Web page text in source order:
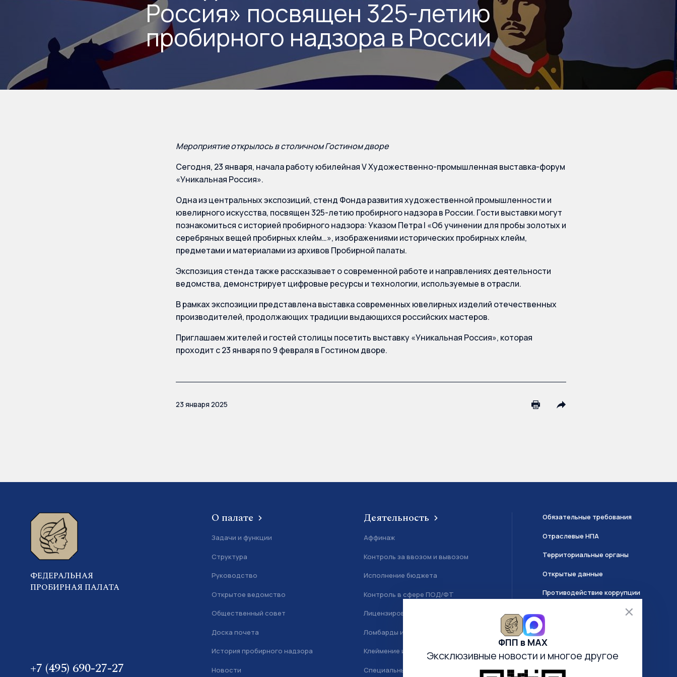
Россия» посвящен 325-летию
пробирного надзора в России
Мероприятие открылось в столичном Гостином дворе
Сегодня, 23 января, начала работу юбилейная V Художественно-промышленная выставка-форум
«Уникальная Россия».
Одна из центральных экспозиций, стенд Фонда развития художественной промышленности и
ювелирного искусства, посвящен 325-летию пробирного надзора в России. Гости выставки могут
познакомиться с историей пробирного надзора: Указом Петра I «Об учинении для пробы золотых и
серебряных вещей пробирных клейм…», изображениями исторических пробирных клейм,
предметами и материалами из архивов Пробирной палаты.
Экспозиция стенда также рассказывает о современной работе и направлениях деятельности
ведомства, демонстрирует цифровые ресурсы и технологии, используемые в отрасли.
В рамках экспозиции представлена выставка современных ювелирных изделий отечественных
производителей, продолжающих традиции выдающихся российских мастеров.
Приглашаем жителей и гостей столицы посетить выставку «Уникальная Россия», которая
проходит с 23 января по 9 февраля в Гостином дворе.
23 января 2025
ФЕДЕРАЛЬНАЯ
ПРОБИРНАЯ ПАЛАТА
+7 (495) 690-27-27
О палате
Задачи и функции
Структура
Руководство
Открытое ведомство
Общественный совет
Доска почета
История пробирного надзора
Новости
Деятельность
Аффинаж
Контроль за ввозом и вывозом
Исполнение бюджета
Контроль в сфере ПОД/ФТ
Лицензирование
Ломбарды и скупка
Клеймение и маркировка
Специальный учет
Обязательные требования
Отраслевые НПА
Территориальные органы
Открытые данные
Противодействие коррупции
О системе ГИИС ДМДК
Анкетирование
ФПП в МАХ
Эксклюзивные новости и многое другое